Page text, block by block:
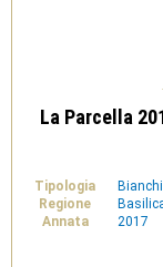
La Parcella
Tipologia
Bianchi
Regione
Annata
2017